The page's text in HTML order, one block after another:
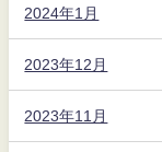
2024年1月
2023年12月
2023年11月